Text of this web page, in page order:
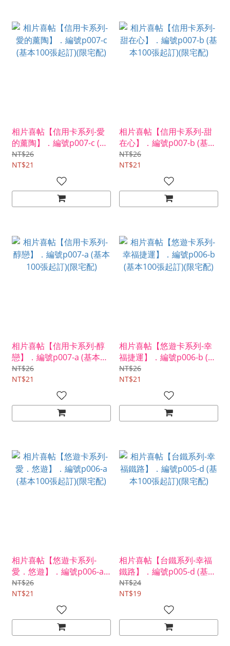
相片喜帖【信用卡系列-愛
的薰陶】．編號p007-c (基
本100張起訂)(限宅配)
NT$26
NT$21
相片喜帖【信用卡系列-甜
在心】．編號p007-b (基本
100張起訂)(限宅配)
NT$26
NT$21
相片喜帖【信用卡系列-醇
戀】．編號p007-a (基本
100張起訂)(限宅配)
NT$26
NT$21
相片喜帖【悠遊卡系列-幸
福捷運】．編號p006-b (基
本100張起訂)(限宅配)
NT$26
NT$21
相片喜帖【悠遊卡系列-
愛．悠遊】．編號p006-a
(基本100張起訂)(限宅配)
NT$26
NT$21
相片喜帖【台鐵系列-幸福
鐵路】．編號p005-d (基本
100張起訂)(限宅配)
NT$24
NT$19